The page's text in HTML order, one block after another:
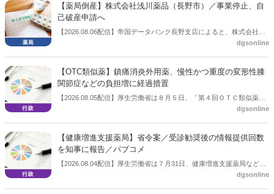
【薬局倒産】株式会社浅川薬品（長野市）／事業停止、自
己破産申請へ
【2026.08.06配信】帝国データバンク長野支店によると、株式会社浅
川薬品（長野市）は7月31日に事業を停止し、自己破産申請の準備に
dgsonline
【OTC類似薬】鎮痛消炎外用薬、慢性かつ重度の変形性膝
関節症などの負担増に経過措置
【2026.08.05配信】厚生労働省は８月５日、「第４回ＯＴＣ類似薬の
保険給付の見直しの実施に向けた技術的検討会」を開催。「中間とり
会等に報告し、令和８年秋頃を目途に結論を得る予定。
dgsonline
【健康増進支援薬局】省令案／受診勧奨後の情報提供回数
を知事に報告／パブコメ
【2026.08.04配信】厚生労働省は７月31日、健康増進支援薬局などに
関する省令案を示し、パブコメを開始した。受診勧奨を行った後に、
dgsonline